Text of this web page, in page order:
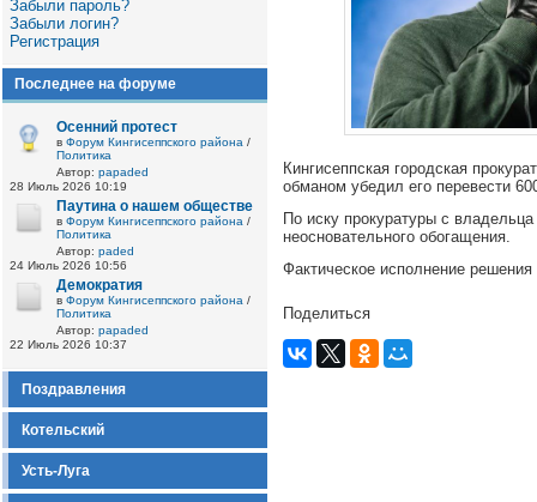
Забыли пароль?
Забыли логин?
Регистрация
Последнее на форуме
Осенний протест
в Форум Кингисеппского района /
Политика
Автор: papaded
28 Июль 2026 10:19
Паутина о нашем обществе
в Форум Кингисеппского района /
Политика
Автор: paded
24 Июль 2026 10:56
Демократия
в Форум Кингисеппского района /
Политика
Автор: papaded
22 Июль 2026 10:37
Поздравления
Котельский
Усть-Луга
Кингисеппская городская
обманом убедил его перевести
По иску прокуратуры с
неосновательного обогащения.
Фактическое исполнение решения
Поделиться